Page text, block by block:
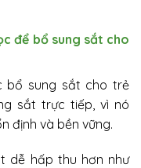
để bổ sung sắt cho
bổ sung sắt cho trẻ
sắt trực tiếp, vì nó
định và bền vững.
dễ hấp thu hơn như